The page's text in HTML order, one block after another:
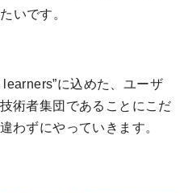
いです。
に込めた、ユーザ
術者集団であることにこだ
わずにやっていきます。